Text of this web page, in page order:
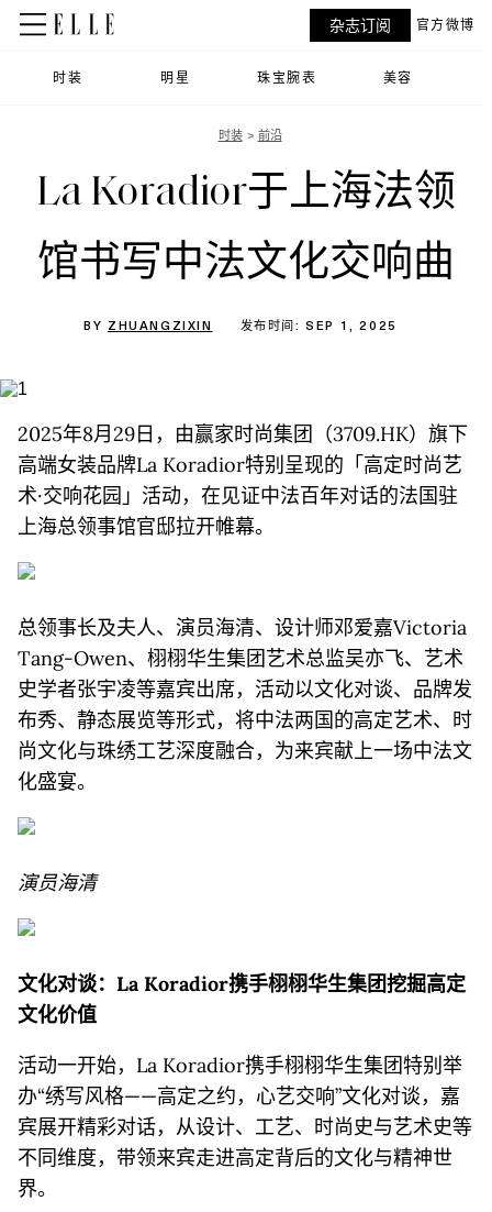
时装 明星 珠宝腕表 美容
杂志订阅 官方微博
时装 前沿
La Koradior于上海法领
馆书写中法文化交响曲
BY ZHUANGZIXIN 发布时间: SEP 1, 2025
2025年8月29日，由赢家时尚集团（3709.HK）旗下
高端女装品牌La Koradior特别呈现的「高定时尚艺
术·交响花园」活动，在见证中法百年对话的法国驻
上海总领事馆官邸拉开帷幕。
总领事长及夫人、演员海清、设计师邓爱嘉Victoria
Tang-Owen、栩栩华生集团艺术总监吴亦飞、艺术
史学者张宇凌等嘉宾出席，活动以文化对谈、品牌发
布秀、静态展览等形式，将中法两国的高定艺术、时
尚文化与珠绣工艺深度融合，为来宾献上一场中法文
化盛宴。
演员海清
文化对谈：La Koradior携手栩栩华生集团挖掘高定
文化价值
活动一开始，La Koradior携手栩栩华生集团特别举
办“绣写风格——高定之约，心艺交响”文化对谈，嘉
宾展开精彩对话，从设计、工艺、时尚史与艺术史等
不同维度，带领来宾走进高定背后的文化与精神世
界。